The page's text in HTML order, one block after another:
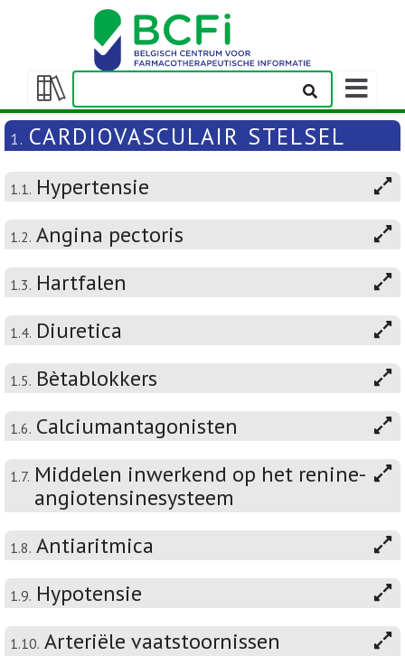
Weergeven/verbergen
inhoudstafel
1. CARDIOVASCULAIR STELSEL
1.1. Hypertensie
1.2. Angina pectoris
1.3. Hartfalen
1.4. Diuretica
1.5. Bètablokkers
1.6. Calciumantagonisten
1.7. Middelen inwerkend op het renine-
angiotensinesysteem
1.8. Antiaritmica
1.9. Hypotensie
1.10. Arteriële vaatstoornissen